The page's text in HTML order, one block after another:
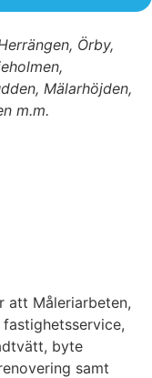
Örby,
Mälarhöjden,
m.m.
att Måleriarbeten,
byte
samt